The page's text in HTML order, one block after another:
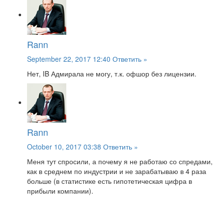
Rann
September 22, 2017 12:40 Ответить »
Нет, IB Адмирала не могу, т.к. офшор без лицензии.
Rann
October 10, 2017 03:38 Ответить »
Меня тут спросили, а почему я не работаю со спредами,
как в среднем по индустрии и не зарабатываю в 4 раза
больше (в статистике есть гипотетическая цифра в
прибыли компании).